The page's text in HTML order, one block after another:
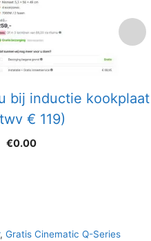
bij inductie kookplaat
€ 119)
Oorspronkelijke
€0.00Huidige
, Gratis Cinematic Q-Series